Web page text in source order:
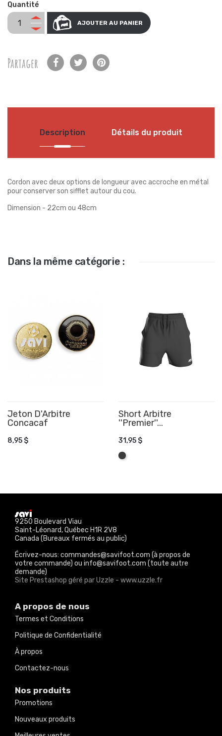
Quantité
AJOUTER AU PANIER
Partager
Description Détails du produit
Cordon avec deux options de longueur avec accroche en métal
pour conserver son sifflet autour du cou.
Dimension - 22cm ou 48cm
Dans la même catégorie :
Jeton D'Arbitre
Concacaf
8,95 $
AJOUTER AU PANIER
Short Arbitre
''Premier''...
31,95 $
Graphite
AJOUTER AU PANIER
9250 Boulevard Viau
Saint-Léonard, Québec H1R 2V8
Canada (Bureaux fermés au public)
Écrivez-nous: commandes@savifoot.com (à propos de
votre commande) ou info@savifoot.com (toute autre
demande)
Site Prestashop géré par Uzzle - www.uzzle.fr
A propos de nous
Termes et Conditions
Politique de Confidentialité
À propos
Contactez-nous
Nos produits
Promotions
Nouveaux produits